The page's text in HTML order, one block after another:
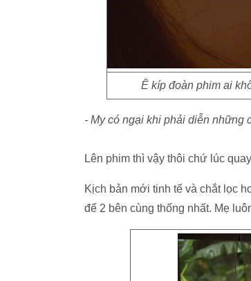
Ê kíp đoàn phim ai
- My có ngại khi phải diễn những
Lên phim thì vậy thôi chứ lúc
Kịch bản mới tinh tế và chắt lọc
để 2 bên cùng thống nhất. Mẹ